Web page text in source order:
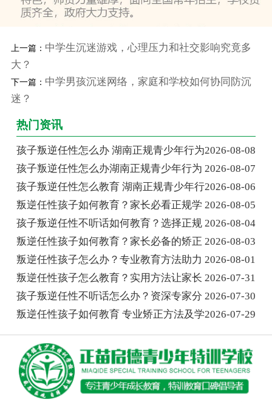
上一篇： 中学生沉迷游戏，心理压力和社交影响究竟多
大？
下一篇： 中学男孩沉迷网络，家庭和学校如何协同防沉
迷？
热门资讯
孩子叛逆任性怎么办 湖南正规青少年行为2026-08-08
孩子叛逆任性怎么办湖南正规青少年行为 2026-08-07
孩子叛逆任性怎么教育 湖南正规青少年行2026-08-06
叛逆任性孩子如何教育？家长必看正规学 2026-08-05
孩子叛逆任性不听话如何教育？选择正规 2026-08-04
叛逆任性孩子如何教育？家长必备的矫正 2026-08-03
叛逆任性孩子怎么办？专业教育方法助力 2026-08-01
叛逆任性孩子怎么教育？实用方法让家长 2026-07-31
孩子叛逆任性不听话怎么办？资深专家分 2026-07-30
叛逆任性孩子如何教育 专业矫正方法及学2026-07-29